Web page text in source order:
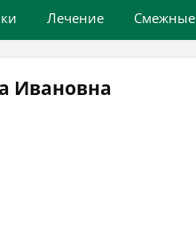
Лечение Смежные
Ивановна